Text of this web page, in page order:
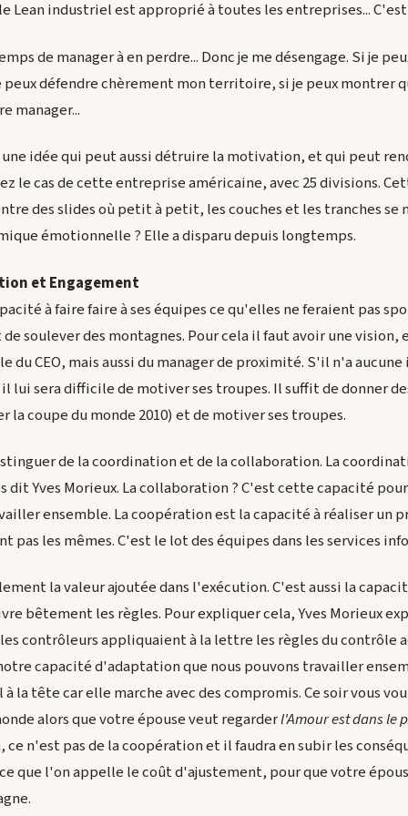
Lean industriel est approprié à toutes les entreprises...
de manager à en perdre... Donc je me désengage. Si je
peux défendre chèrement mon territoire, si je peux montrer
manager...
idée qui peut aussi détruire la motivation, et qui peut
le cas de cette entreprise américaine, avec 25 divisions.
des slides où petit à petit, les couches et les tranches se
émotionnelle ? Elle a disparu depuis longtemps.
et Engagement
à faire faire à ses équipes ce qu'elles ne feraient pas
soulever des montagnes. Pour cela il faut avoir une vision,
du CEO, mais aussi du manager de proximité. S'il n'a
lui sera difficile de motiver ses troupes. Il suffit de donner
la coupe du monde 2010) et de motiver ses troupes.
de la coordination et de la collaboration. La
dit Yves Morieux. La collaboration ? C'est cette capacité
ensemble. La coopération est la capacité à réaliser un
pas les mêmes. C'est le lot des équipes dans les services
la valeur ajoutée dans l'exécution. C'est aussi la
bêtement les règles. Pour expliquer cela, Yves Morieux
contrôleurs appliquaient à la lettre les règles du contrôle
capacité d'adaptation que nous pouvons travailler
la tête car elle marche avec des compromis. Ce soir vous
alors que votre épouse veut regarderl'Amour est dans le
n'est pas de la coopération et il faudra en subir les
que l'on appelle le coût d'ajustement, pour que votre